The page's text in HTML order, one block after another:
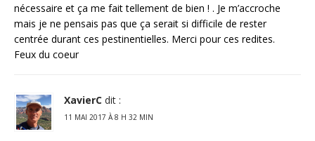
nécessaire et ça me fait tellement de bien ! . Je m’accroche
mais je ne pensais pas que ça serait si difficile de rester
centrée durant ces pestinentielles. Merci pour ces redites.
Feux du coeur
XavierC dit :
11 MAI 2017 À 8 H 32 MIN